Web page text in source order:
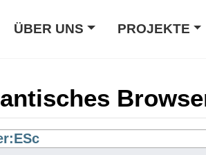
ÜBER UNS PROJEKTE
Navigation